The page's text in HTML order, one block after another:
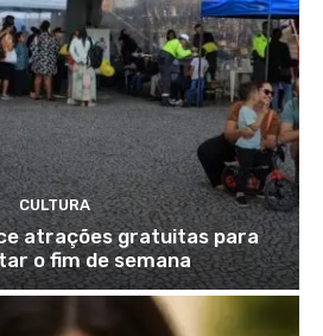
CULTURA
atrações gratuitas para
o fim de semana